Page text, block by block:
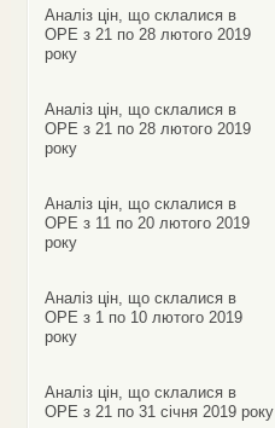
Аналіз цін, що склалися в
ОРЕ з 21 по 28 лютого 2019
року
Аналіз цін, що склалися в
ОРЕ з 21 по 28 лютого 2019
року
Аналіз цін, що склалися в
ОРЕ з 11 по 20 лютого 2019
року
Аналіз цін, що склалися в
ОРЕ з 1 по 10 лютого 2019
року
Аналіз цін, що склалися в
ОРЕ з 21 по 31 січня 2019 року